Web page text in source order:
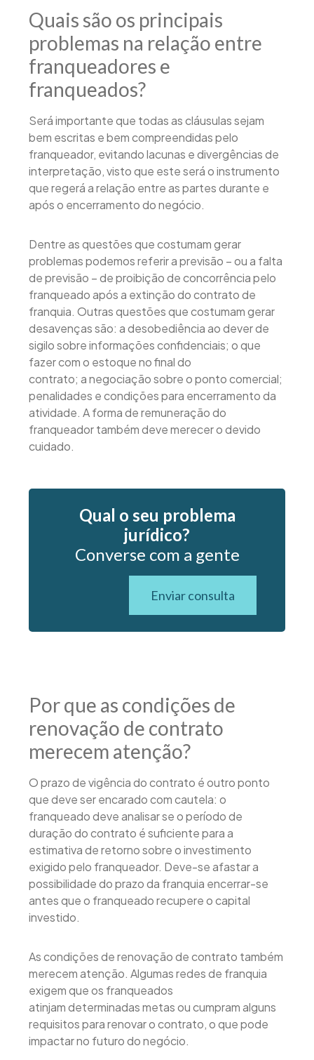
Quais são os principais
problemas na relação entre
franqueadores e
franqueados?
Será importante que todas as cláusulas sejam
bem escritas e bem compreendidas pelo
franqueador, evitando lacunas e divergências de
interpretação, visto que este será o instrumento
que regerá a relação entre as partes durante e
após o encerramento do negócio.
Dentre as questões que costumam gerar
problemas podemos referir a previsão – ou a falta
de previsão – de proibição de concorrência pelo
franqueado após a extinção do contrato de
franquia. Outras questões que costumam gerar
desavenças são: a desobediência ao dever de
sigilo sobre informações confidenciais; o que
fazer com o estoque no final do
contrato; a negociação sobre o ponto comercial;
penalidades e condições para encerramento da
atividade. A forma de remuneração do
franqueador também deve merecer o devido
cuidado.
Qual o seu problema
jurídico?
Converse com a gente
Enviar consulta
Por que as condições de
renovação de contrato
merecem atenção?
O prazo de vigência do contrato é outro ponto
que deve ser encarado com cautela: o
franqueado deve analisar se o período de
duração do contrato é suficiente para a
estimativa de retorno sobre o investimento
exigido pelo franqueador. Deve-se afastar a
possibilidade do prazo da franquia encerrar-se
antes que o franqueado recupere o capital
investido.
As condições de renovação de contrato também
merecem atenção. Algumas redes de franquia
exigem que os franqueados
atinjam determinadas metas ou cumpram alguns
requisitos para renovar o contrato, o que pode
impactar no futuro do negócio.